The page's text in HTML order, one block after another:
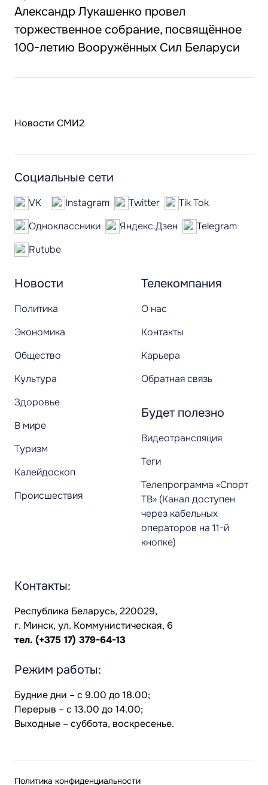
Александр Лукашенко провел
торжественное собрание, посвящённое
100-летию Вооружённых Сил Беларуси
Новости СМИ2
Новости
Политика
Экономика
Общество
Культура
Здоровье
В мире
Туризм
Калейдоскоп
Происшествия
Телекомпания
О нас
Контакты
Карьера
Обратная связь
Будет полезно
Видеотрансляция
Теги
Телепрограмма «Спорт
ТВ» (Канал доступен
через кабельных
операторов на 11-й
кнопке)
Социальные сети
VK Instagram Twitter
Tik Tok
Одноклассники
Яндекс.Дзен
Telegram
Rutube
Контакты:
Республика Беларусь, 220029,
г. Минск, ул. Коммунистическая, 6
тел. (+375 17) 379-64-13
Режим работы:
Будние дни – с 9.00 до 18.00;
Перерыв – с 13.00 до 14.00;
Выходные – суббота, воскресенье.
Политика конфиденциальности